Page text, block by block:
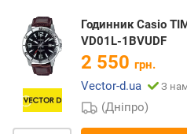
Годинник Casio
VD01L-1BVUDF
2 550 грн.
Vector-d.ua
З
(Дніпро)